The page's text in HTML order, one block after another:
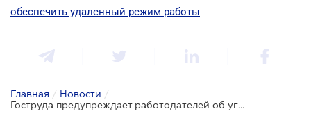
обеспечить удаленный режим работы
Главная / Новости /
Гоструда предупреждает работодателей об уголовной ответственности за нарушения во время карантина